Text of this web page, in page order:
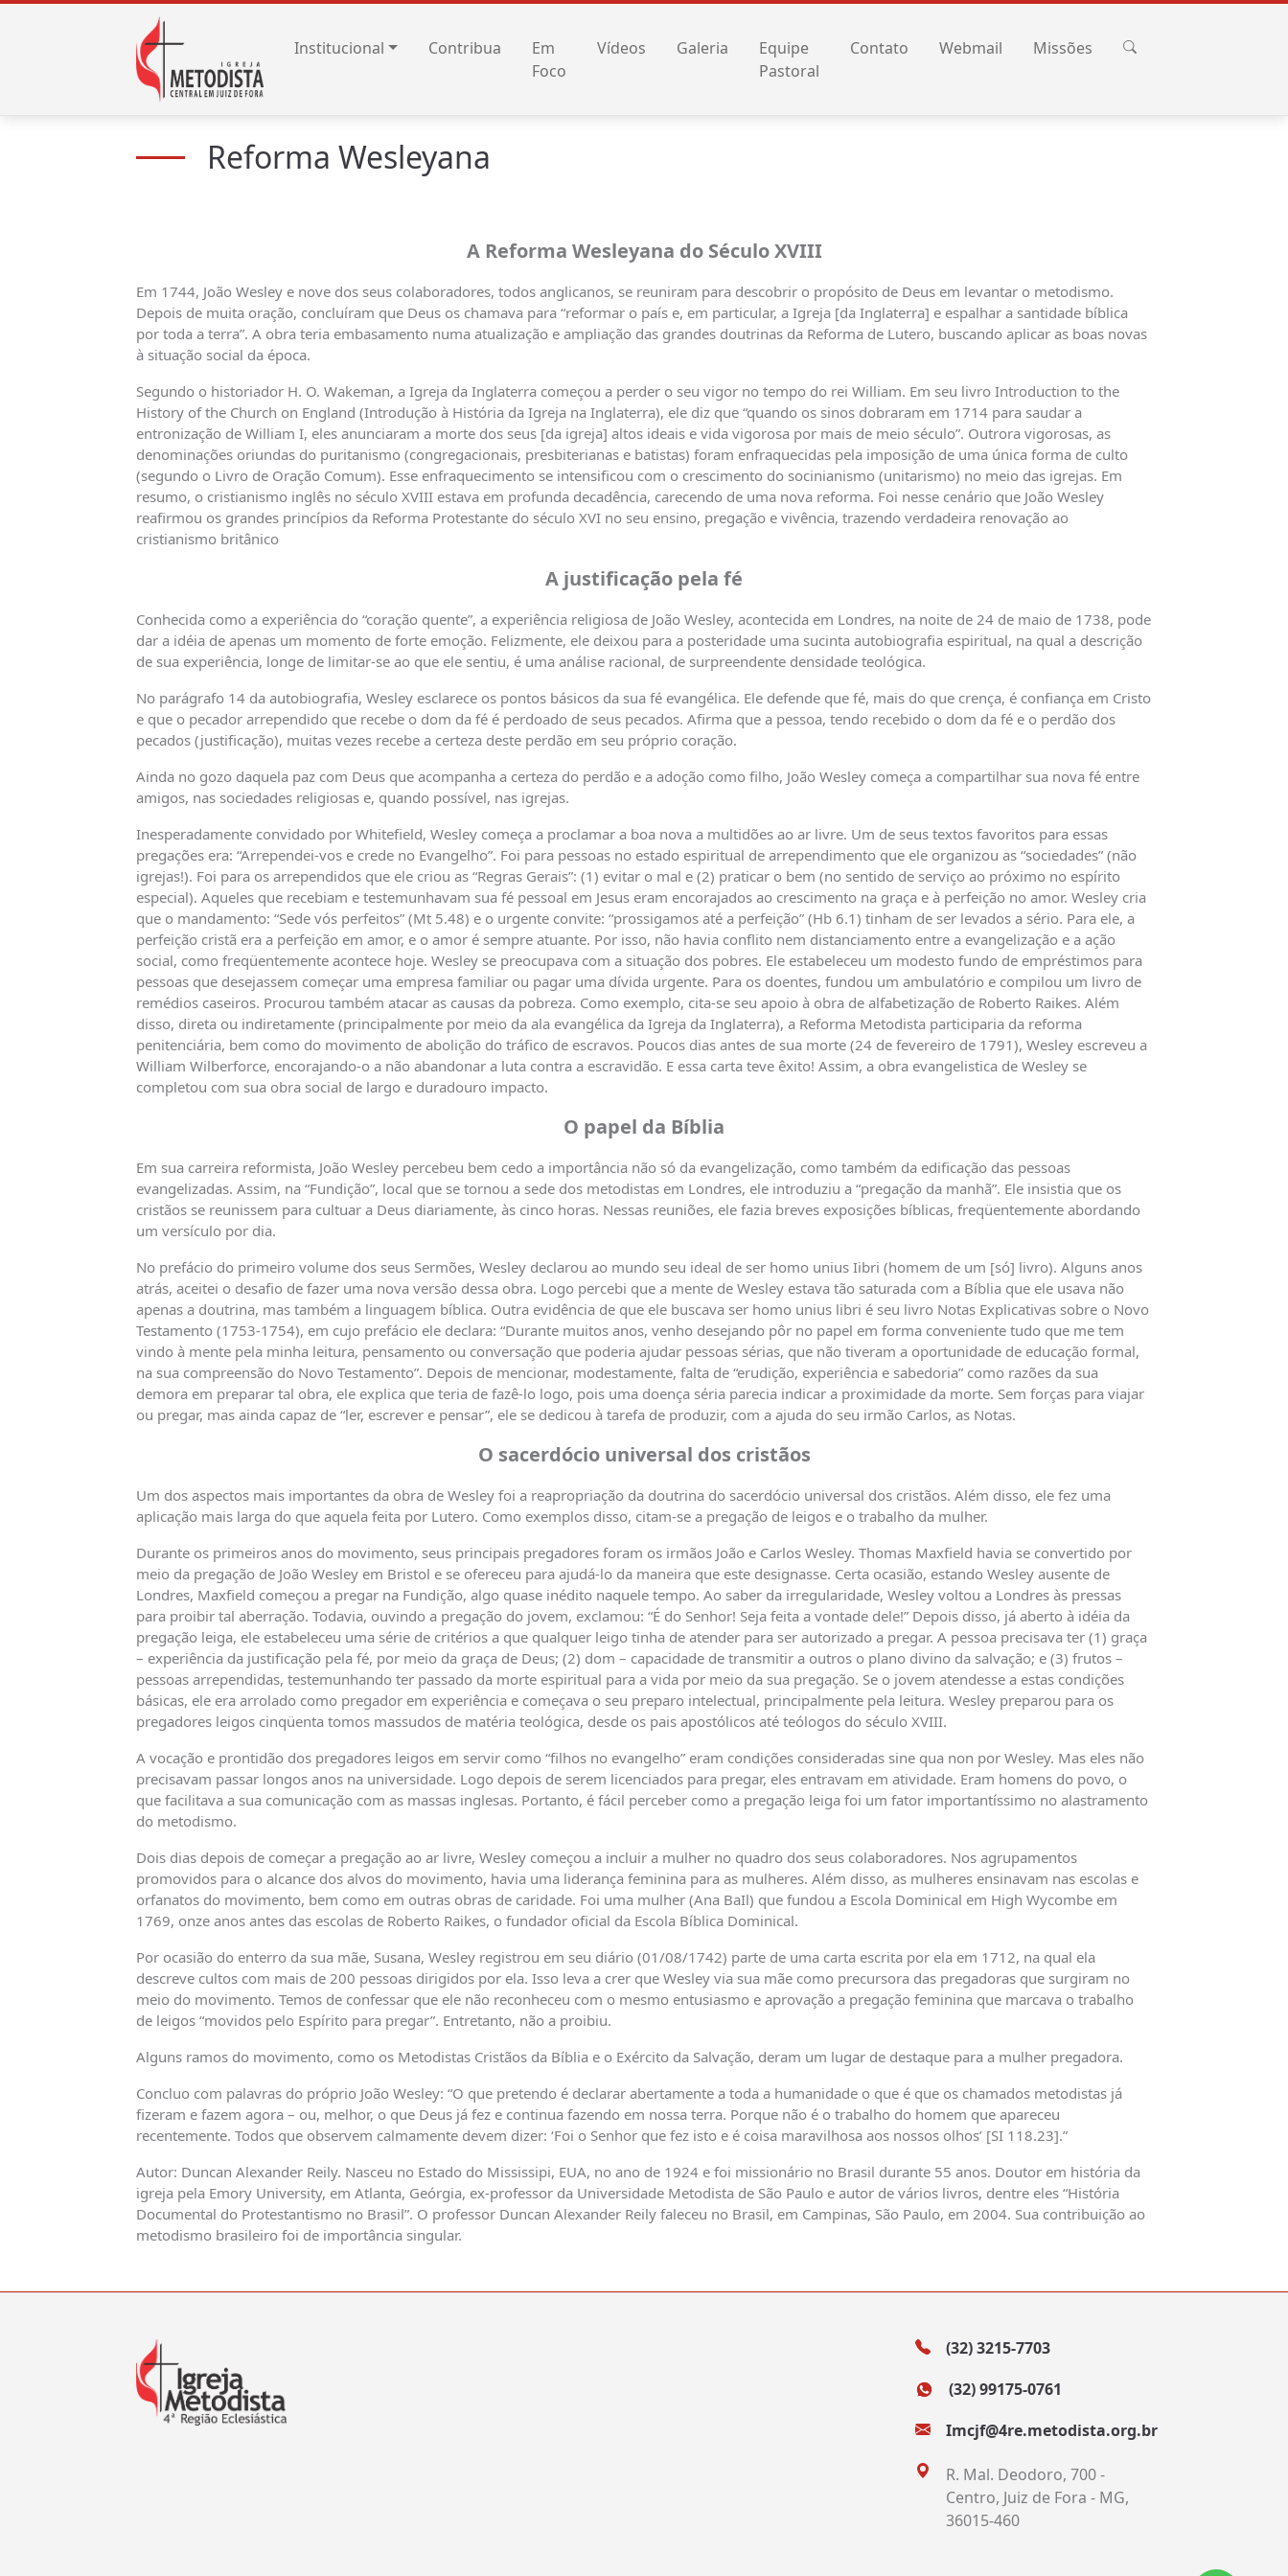
Institucional Contribua
Em
Foco
Vídeos Galeria
Equipe
Pastoral
Contato Webmail Missões
Reforma Wesleyana
A Reforma Wesleyana do Século XVIII
Em 1744, João Wesley e nove dos seus colaboradores, todos anglicanos, se reuniram para descobrir o propósito de Deus em levantar o metodismo.
Depois de muita oração, concluíram que Deus os chamava para “reformar o país e, em particular, a Igreja [da Inglaterra] e espalhar a santidade bíblica
por toda a terra”. A obra teria embasamento numa atualização e ampliação das grandes doutrinas da Reforma de Lutero, buscando aplicar as boas novas
à situação social da época.
Segundo o historiador H. O. Wakeman, a Igreja da Inglaterra começou a perder o seu vigor no tempo do rei William. Em seu livro Introduction to the
History of the Church on England (Introdução à História da Igreja na Inglaterra), ele diz que “quando os sinos dobraram em 1714 para saudar a
entronização de William I, eles anunciaram a morte dos seus [da igreja] altos ideais e vida vigorosa por mais de meio século”. Outrora vigorosas, as
denominações oriundas do puritanismo (congregacionais, presbiterianas e batistas) foram enfraquecidas pela imposição de uma única forma de culto
(segundo o Livro de Oração Comum). Esse enfraquecimento se intensificou com o crescimento do socinianismo (unitarismo) no meio das igrejas. Em
resumo, o cristianismo inglês no século XVIII estava em profunda decadência, carecendo de uma nova reforma. Foi nesse cenário que João Wesley
reafirmou os grandes princípios da Reforma Protestante do século XVI no seu ensino, pregação e vivência, trazendo verdadeira renovação ao
cristianismo britânico
A justificação pela fé
Conhecida como a experiência do “coração quente”, a experiência religiosa de João Wesley, acontecida em Londres, na noite de 24 de maio de 1738, pode
dar a idéia de apenas um momento de forte emoção. Felizmente, ele deixou para a posteridade uma sucinta autobiografia espiritual, na qual a descrição
de sua experiência, longe de limitar-se ao que ele sentiu, é uma análise racional, de surpreendente densidade teológica.
No parágrafo 14 da autobiografia, Wesley esclarece os pontos básicos da sua fé evangélica. Ele defende que fé, mais do que crença, é confiança em Cristo
e que o pecador arrependido que recebe o dom da fé é perdoado de seus pecados. Afirma que a pessoa, tendo recebido o dom da fé e o perdão dos
pecados (justificação), muitas vezes recebe a certeza deste perdão em seu próprio coração.
Ainda no gozo daquela paz com Deus que acompanha a certeza do perdão e a adoção como filho, João Wesley começa a compartilhar sua nova fé entre
amigos, nas sociedades religiosas e, quando possível, nas igrejas.
Inesperadamente convidado por Whitefield, Wesley começa a proclamar a boa nova a multidões ao ar livre. Um de seus textos favoritos para essas
pregações era: “Arrependei-vos e crede no Evangelho”. Foi para pessoas no estado espiritual de arrependimento que ele organizou as “sociedades” (não
igrejas!). Foi para os arrependidos que ele criou as “Regras Gerais”: (1) evitar o mal e (2) praticar o bem (no sentido de serviço ao próximo no espírito
especial). Aqueles que recebiam e testemunhavam sua fé pessoal em Jesus eram encorajados ao crescimento na graça e à perfeição no amor. Wesley cria
que o mandamento: “Sede vós perfeitos” (Mt 5.48) e o urgente convite: “prossigamos até a perfeição” (Hb 6.1) tinham de ser levados a sério. Para ele, a
perfeição cristã era a perfeição em amor, e o amor é sempre atuante. Por isso, não havia conflito nem distanciamento entre a evangelização e a ação
social, como freqüentemente acontece hoje. Wesley se preocupava com a situação dos pobres. Ele estabeleceu um modesto fundo de empréstimos para
pessoas que desejassem começar uma empresa familiar ou pagar uma dívida urgente. Para os doentes, fundou um ambulatório e compilou um livro de
remédios caseiros. Procurou também atacar as causas da pobreza. Como exemplo, cita-se seu apoio à obra de alfabetização de Roberto Raikes. Além
disso, direta ou indiretamente (principalmente por meio da ala evangélica da Igreja da Inglaterra), a Reforma Metodista participaria da reforma
penitenciária, bem como do movimento de abolição do tráfico de escravos. Poucos dias antes de sua morte (24 de fevereiro de 1791), Wesley escreveu a
William Wilberforce, encorajando-o a não abandonar a luta contra a escravidão. E essa carta teve êxito! Assim, a obra evangelistica de Wesley se
completou com sua obra social de largo e duradouro impacto.
O papel da Bíblia
Em sua carreira reformista, João Wesley percebeu bem cedo a importância não só da evangelização, como também da edificação das pessoas
evangelizadas. Assim, na “Fundição”, local que se tornou a sede dos metodistas em Londres, ele introduziu a “pregação da manhã”. Ele insistia que os
cristãos se reunissem para cultuar a Deus diariamente, às cinco horas. Nessas reuniões, ele fazia breves exposições bíblicas, freqüentemente abordando
um versículo por dia.
No prefácio do primeiro volume dos seus Sermões, Wesley declarou ao mundo seu ideal de ser homo unius Iibri (homem de um [só] livro). Alguns anos
atrás, aceitei o desafio de fazer uma nova versão dessa obra. Logo percebi que a mente de Wesley estava tão saturada com a Bíblia que ele usava não
apenas a doutrina, mas também a linguagem bíblica. Outra evidência de que ele buscava ser homo unius libri é seu livro Notas Explicativas sobre o Novo
Testamento (1753-1754), em cujo prefácio ele declara: “Durante muitos anos, venho desejando pôr no papel em forma conveniente tudo que me tem
vindo à mente pela minha leitura, pensamento ou conversação que poderia ajudar pessoas sérias, que não tiveram a oportunidade de educação formal,
na sua compreensão do Novo Testamento”. Depois de mencionar, modestamente, falta de “erudição, experiência e sabedoria” como razões da sua
demora em preparar tal obra, ele explica que teria de fazê-lo logo, pois uma doença séria parecia indicar a proximidade da morte. Sem forças para viajar
ou pregar, mas ainda capaz de “ler, escrever e pensar”, ele se dedicou à tarefa de produzir, com a ajuda do seu irmão Carlos, as Notas.
O sacerdócio universal dos cristãos
Um dos aspectos mais importantes da obra de Wesley foi a reapropriação da doutrina do sacerdócio universal dos cristãos. Além disso, ele fez uma
aplicação mais larga do que aquela feita por Lutero. Como exemplos disso, citam-se a pregação de leigos e o trabalho da mulher.
Durante os primeiros anos do movimento, seus principais pregadores foram os irmãos João e Carlos Wesley. Thomas Maxfield havia se convertido por
meio da pregação de João Wesley em Bristol e se ofereceu para ajudá-lo da maneira que este designasse. Certa ocasião, estando Wesley ausente de
Londres, Maxfield começou a pregar na Fundição, algo quase inédito naquele tempo. Ao saber da irregularidade, Wesley voltou a Londres às pressas
para proibir tal aberração. Todavia, ouvindo a pregação do jovem, exclamou: “É do Senhor! Seja feita a vontade dele!” Depois disso, já aberto à idéia da
pregação leiga, ele estabeleceu uma série de critérios a que qualquer leigo tinha de atender para ser autorizado a pregar. A pessoa precisava ter (1) graça
– experiência da justificação pela fé, por meio da graça de Deus; (2) dom – capacidade de transmitir a outros o plano divino da salvação; e (3) frutos –
pessoas arrependidas, testemunhando ter passado da morte espiritual para a vida por meio da sua pregação. Se o jovem atendesse a estas condições
básicas, ele era arrolado como pregador em experiência e começava o seu preparo intelectual, principalmente pela leitura. Wesley preparou para os
pregadores leigos cinqüenta tomos massudos de matéria teológica, desde os pais apostólicos até teólogos do século XVIII.
A vocação e prontidão dos pregadores leigos em servir como “filhos no evangelho” eram condições consideradas sine qua non por Wesley. Mas eles não
precisavam passar longos anos na universidade. Logo depois de serem licenciados para pregar, eles entravam em atividade. Eram homens do povo, o
que facilitava a sua comunicação com as massas inglesas. Portanto, é fácil perceber como a pregação leiga foi um fator importantíssimo no alastramento
do metodismo.
Dois dias depois de começar a pregação ao ar livre, Wesley começou a incluir a mulher no quadro dos seus colaboradores. Nos agrupamentos
promovidos para o alcance dos alvos do movimento, havia uma liderança feminina para as mulheres. Além disso, as mulheres ensinavam nas escolas e
orfanatos do movimento, bem como em outras obras de caridade. Foi uma mulher (Ana BaIl) que fundou a Escola Dominical em High Wycombe em
1769, onze anos antes das escolas de Roberto Raikes, o fundador oficial da Escola Bíblica Dominical.
Por ocasião do enterro da sua mãe, Susana, Wesley registrou em seu diário (01/08/1742) parte de uma carta escrita por ela em 1712, na qual ela
descreve cultos com mais de 200 pessoas dirigidos por ela. Isso leva a crer que Wesley via sua mãe como precursora das pregadoras que surgiram no
meio do movimento. Temos de confessar que ele não reconheceu com o mesmo entusiasmo e aprovação a pregação feminina que marcava o trabalho
de leigos “movidos pelo Espírito para pregar”. Entretanto, não a proibiu.
Alguns ramos do movimento, como os Metodistas Cristãos da Bíblia e o Exército da Salvação, deram um lugar de destaque para a mulher pregadora.
Concluo com palavras do próprio João Wesley: “O que pretendo é declarar abertamente a toda a humanidade o que é que os chamados metodistas já
fizeram e fazem agora – ou, melhor, o que Deus já fez e continua fazendo em nossa terra. Porque não é o trabalho do homem que apareceu
recentemente. Todos que observem calmamente devem dizer: ‘Foi o Senhor que fez isto e é coisa maravilhosa aos nossos olhos’ [SI 118.23].”
Autor: Duncan Alexander Reily. Nasceu no Estado do Mississipi, EUA, no ano de 1924 e foi missionário no Brasil durante 55 anos. Doutor em história da
igreja pela Emory University, em Atlanta, Geórgia, ex-professor da Universidade Metodista de São Paulo e autor de vários livros, dentre eles “História
Documental do Protestantismo no Brasil”. O professor Duncan Alexander Reily faleceu no Brasil, em Campinas, São Paulo, em 2004. Sua contribuição ao
metodismo brasileiro foi de importância singular.
(32) 3215-7703
(32) 99175-0761
Imcjf@4re.metodista.org.br
R. Mal. Deodoro, 700 -
Centro, Juiz de Fora - MG,
36015-460